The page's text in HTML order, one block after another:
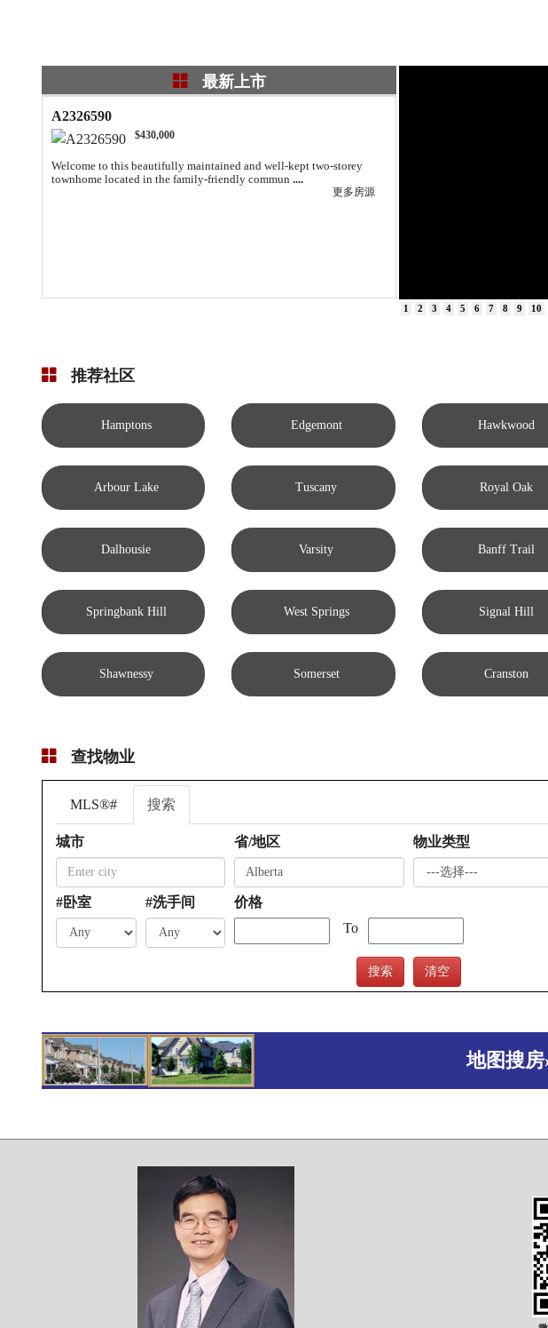
1 2 3 4 5 6 7 8 9 10
最新上市
A2326590
$430,000
Welcome to this beautifully maintained and well-kept two-storey
townhome located in the family-friendly commun ....
更多房源
推荐社区
Hamptons Edgemont Hawkwood
Arbour Lake Tuscany Royal Oak
Dalhousie Varsity Banff Trail
Springbank Hill West Springs Signal Hill
Shawnessy Somerset Cranston
查找物业
MLS®# 搜索
城市 省/地区 物业类型
#卧室 #洗手间
价格
To
地图搜房